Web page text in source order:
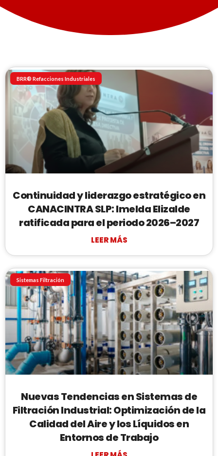
BRR® Refacciones Industriales
Continuidad y liderazgo estratégico en
CANACINTRA SLP: Imelda Elizalde
ratificada para el periodo 2026–2027
LEER MÁS
Sistemas Filtración
Nuevas Tendencias en Sistemas de
Filtración Industrial: Optimización de la
Calidad del Aire y los Líquidos en
Entornos de Trabajo